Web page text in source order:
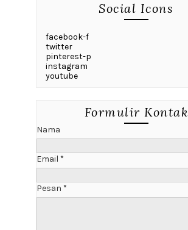
Social Icons
facebook-f
twitter
pinterest-p
instagram
youtube
Formulir Kontak
Nama
Email *
Pesan *